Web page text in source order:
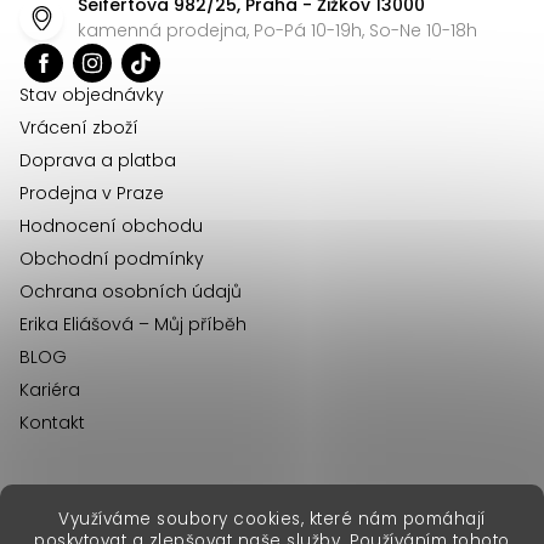
Využíváme soubory cookies, které nám pomáhají
kamenná prodejna, Po-Pá 10-19h, So-Ne 10-18h
Stav objednávky
Vrácení zboží
Doprava a platba
Prodejna v Praze
Hodnocení obchodu
Obchodní podmínky
Ochrana osobních údajů
Erika Eliášová – Můj příběh
BLOG
Kariéra
Kontakt
erikafashion.sk